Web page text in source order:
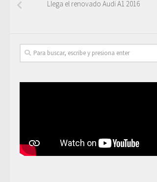
Llega el renovado Audi A1 2016